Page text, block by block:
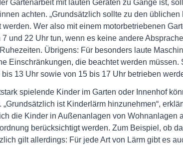
Gartenarbeit mit lauten Geräten zu Gange ist,
achten. „Grundsätzlich sollte zu den
werden. Wer also mit einem motorbetriebenen
7 und 22 Uhr tun, wenn es keine andere
Übrigens: Für besonders laute
Einschränkungen, die beachtet werden
bis 13 Uhr sowie von 15 bis 17 Uhr betrieben
spielende Kinder im Garten oder Innenhof
„Grundsätzlich ist Kinderlärm hinzunehmen“,
die Kinder in Außenanlagen von Wohnanlagen
berücksichtigt werden. Zum Beispiel, ob
gilt allerdings: Für jede Art von Lärm gibt es